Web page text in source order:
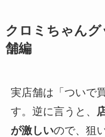
クロミちゃん
舗編
実店舗は「ついで
す。逆に言うと、
が激しいので、狙